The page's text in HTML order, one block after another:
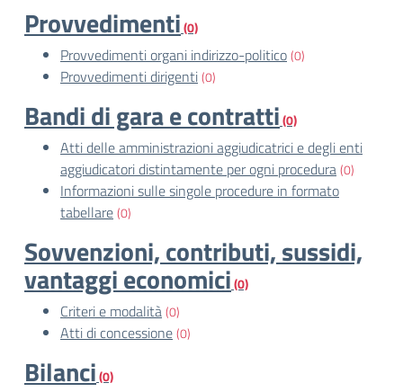
Provvedimenti(0)
Provvedimenti organi indirizzo-politico(0)
Provvedimenti dirigenti(0)
Bandi di gara e contratti(0)
Atti delle amministrazioni aggiudicatrici e degli enti
aggiudicatori distintamente per ogni procedura(0)
Informazioni sulle singole procedure in formato
tabellare(0)
Sovvenzioni, contributi, sussidi,
vantaggi economici(0)
Criteri e modalità(0)
Atti di concessione(0)
Bilanci(0)